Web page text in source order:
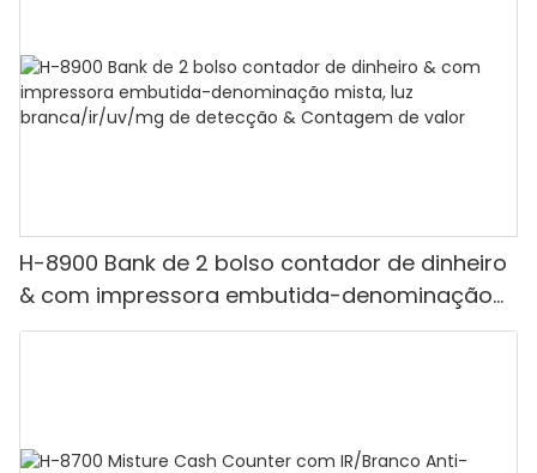
H-8900 Bank de 2 bolso contador de dinheiro
& com impressora embutida-denominação
mista, luz branca/ir/uv/mg de detecção &